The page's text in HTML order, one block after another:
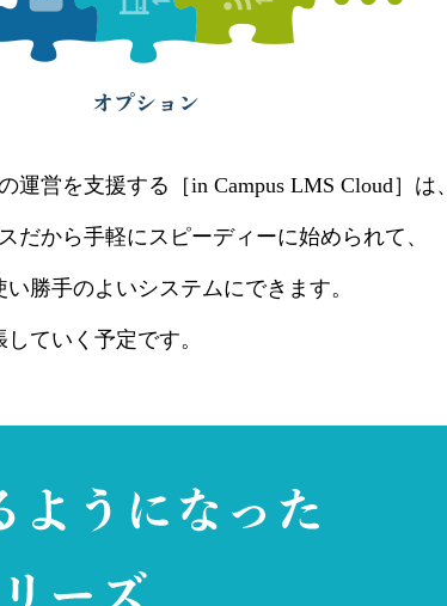
営を⽀援する［in Campus LMS Cloud］は、
から⼿軽にスピーディーに始められて、
勝手のよいシステムにできます。
ていく予定です。